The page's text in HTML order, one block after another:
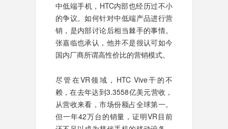
中低端手机，HTC内部也经历过不小
的争议。如何针对中低端产品进行营
销，是内部讨论后相当棘手的事情。
张嘉临也承认，他并不是很认可如今
国内厂商所谓高性价比的营销模式。
尽管在VR领域，HTC Vive干的不
赖，在去年达到3.3558亿美元营收，
从营收来看，市场份额占全球第一。
但一年42万台的销量，证明VR目前